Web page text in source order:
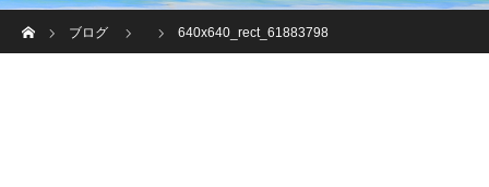
ブログ
640x640_rect_61883798